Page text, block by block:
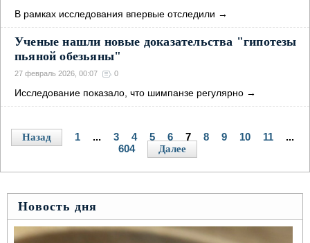
В рамках исследования впервые отследили →
Ученые нашли новые доказательства "гипотезы
пьяной обезьяны"
27 февраль 2026, 00:07 0
Исследование показало, что шимпанзе регулярно →
Назад 1 ... 3 4 5 6 7 8 9 10 11
...
604
Далее
Новость дня